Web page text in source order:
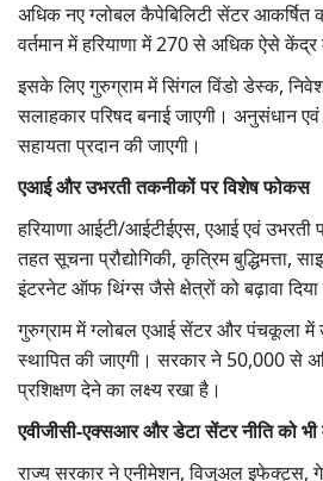
अधिक नए ग्लोबल कैपेबिलिटी सेंटर आकर्षित
वर्तमान में हरियाणा में270से अधिक ऐसे केंद्र
इसके लिए गुरुग्राम में सिंगल विंडो डेस्क,
सलाहकार परिषद बनाई जाएगी। अनुसंधान
सहायता प्रदान की जाएगी।
एआई और उभरती तकनीकों पर विशेष फोकस
हरियाणा आईटी/आईटीईएस,एआई एवं उभरती
तहत सूचना प्रौद्योगिकी,कृत्रिम बुद्धिमत्ता,
इंटरनेट ऑफ थिंग्स जैसे क्षेत्रों को बढ़ावा दिया
गुरुग्राम में ग्लोबल एआई सेंटर और पंचकूला में
स्थापित की जाएगी। सरकार ने 50,000से
प्रशिक्षण देने का लक्ष्य रखा है।
एवीजीसी-एक्सआर और डेटा सेंटर नीति को भी
राज्य सरकार ने एनीमेशन,विजुअल इफेक्ट्स,